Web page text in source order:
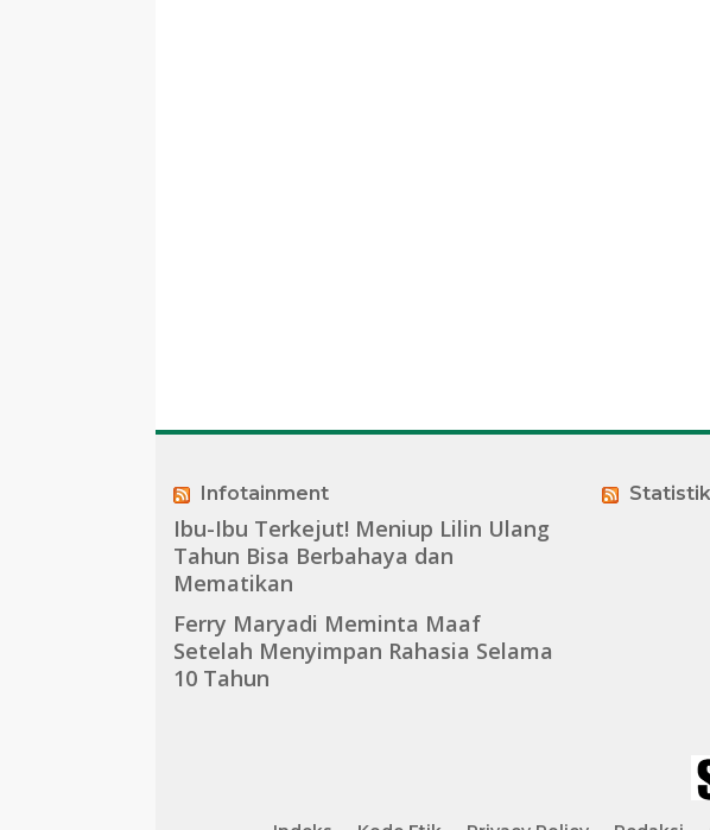
Infotainment
Ibu-Ibu Terkejut! Meniup Lilin Ulang
Tahun Bisa Berbahaya dan
Mematikan
Ferry Maryadi Meminta Maaf
Setelah Menyimpan Rahasia Selama
10 Tahun
Statistik